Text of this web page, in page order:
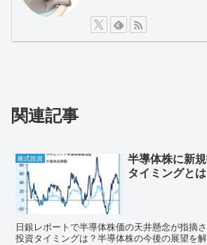
関連記事
株式投資
半導体株に新
タイミングとは
日銀レポートで半導体株価の天井懸念が指摘
投資タイミングは？半導体株の今後の展望を解